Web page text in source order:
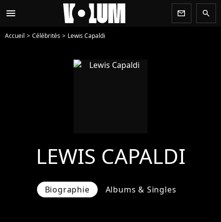
menu newsletter search
Accueil Célébrités Lewis Capaldi
LEWIS CAPALDI
Biographie Albums & Singles